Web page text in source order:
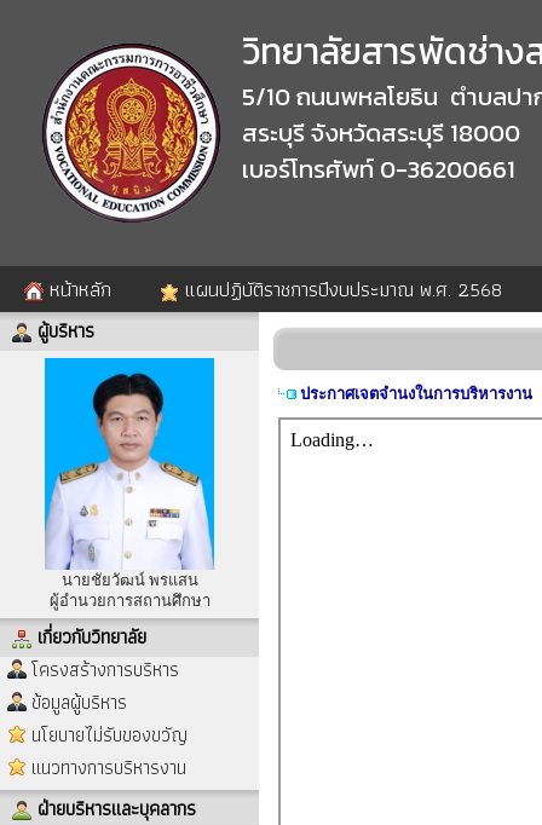
วิทยาลัยสารพัดช่าง
5/10 ถนนพหลโยธิน ตำบลปา
สระบุรี จังหวัดสระบุรี 18000
เบอร์โทรศัพท์ 0-36200661
หน้าหลัก แผนปฏิบัติราชการปีงบประมาณ พ.ศ. 2568
ผู้บริหาร
นายชัยวัฒน์ พรแสน
ผู้อำนวยการสถานศึกษา
เกี่ยวกับวิทยาลัย
โครงสร้างการบริหาร
ข้อมูลผู้บริหาร
นโยบายไม่รับของขวัญ
แนวทางการบริหารงาน
ฝ่ายบริหารและบุคลากร
ประกาศเจตจำนงในการบริหารงาน